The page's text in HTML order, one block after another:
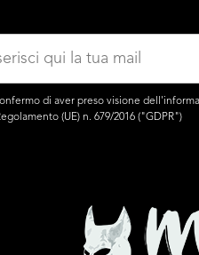
di aver preso visione dell'
(UE) n. 679/2016 ("GDPR")